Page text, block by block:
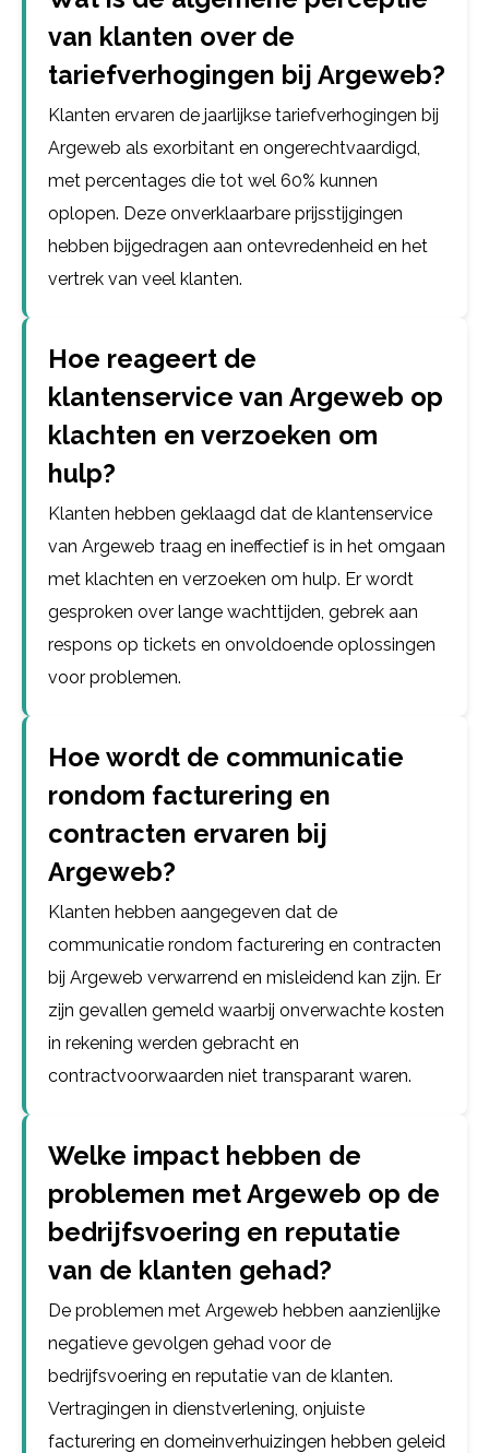
van klanten over de
tariefverhogingen bij Argeweb?
Klanten ervaren de jaarlijkse tariefverhogingen bij
Argeweb als exorbitant en ongerechtvaardigd,
met percentages die tot wel 60% kunnen
oplopen. Deze onverklaarbare prijsstijgingen
hebben bijgedragen aan ontevredenheid en het
vertrek van veel klanten.
Hoe reageert de
klantenservice van Argeweb op
klachten en verzoeken om
hulp?
Klanten hebben geklaagd dat de klantenservice
van Argeweb traag en ineffectief is in het omgaan
met klachten en verzoeken om hulp. Er wordt
gesproken over lange wachttijden, gebrek aan
respons op tickets en onvoldoende oplossingen
voor problemen.
Hoe wordt de communicatie
rondom facturering en
contracten ervaren bij
Argeweb?
Klanten hebben aangegeven dat de
communicatie rondom facturering en contracten
bij Argeweb verwarrend en misleidend kan zijn. Er
zijn gevallen gemeld waarbij onverwachte kosten
in rekening werden gebracht en
contractvoorwaarden niet transparant waren.
Welke impact hebben de
problemen met Argeweb op de
bedrijfsvoering en reputatie
van de klanten gehad?
De problemen met Argeweb hebben aanzienlijke
negatieve gevolgen gehad voor de
bedrijfsvoering en reputatie van de klanten.
Vertragingen in dienstverlening, onjuiste
facturering en domeinverhuizingen hebben geleid